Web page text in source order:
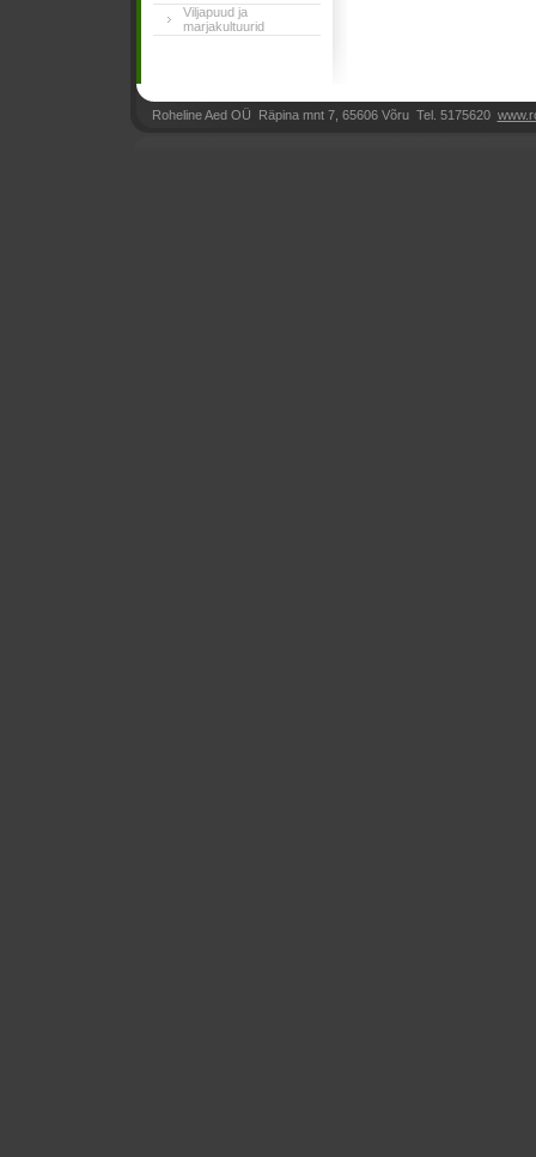
Viljapuud ja
marjakultuurid
Roheline Aed OÜ Räpina mnt 7, 65606 Võru Tel. 5175620